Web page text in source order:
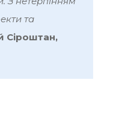
та
Сіроштан,